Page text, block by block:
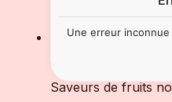
de réglisse, avec
Palais: Bouche
des tannins fins et
Saveurs de fruits
Une erreur